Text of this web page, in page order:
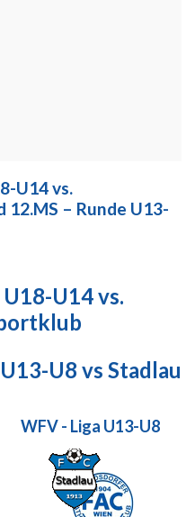
U14 vs.
– Runde U13-
U14 vs.
U8 vs Stadlau
WFV - Liga U13-U8